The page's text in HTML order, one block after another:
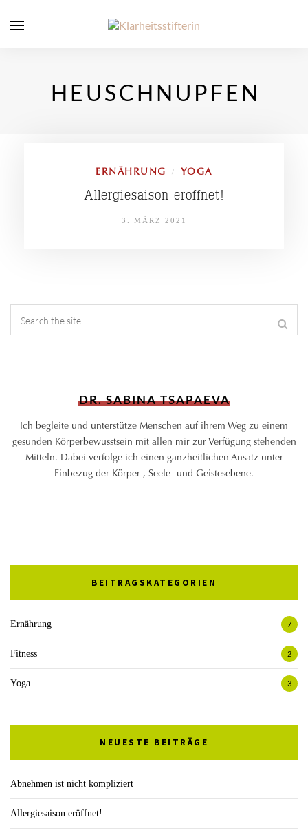
HEUSCHNUPFEN
ERNÄHRUNG / YOGA
Allergiesaison eröffnet!
3. MÄRZ 2021
DR. SABINA TSAPAEVA
Ich begleite und unterstütze Menschen auf ihrem Weg zu einem
gesunden Körperbewusstsein mit allen mir zur Verfügung stehenden
Mitteln. Dabei verfolge ich einen ganzheitlichen Ansatz unter
Einbezug der Körper-, Seele- und Geistesebene.
BEITRAGSKATEGORIEN
Ernährung 7
Fitness 2
Yoga 3
NEUESTE BEITRÄGE
Abnehmen ist nicht kompliziert
Allergiesaison eröffnet!